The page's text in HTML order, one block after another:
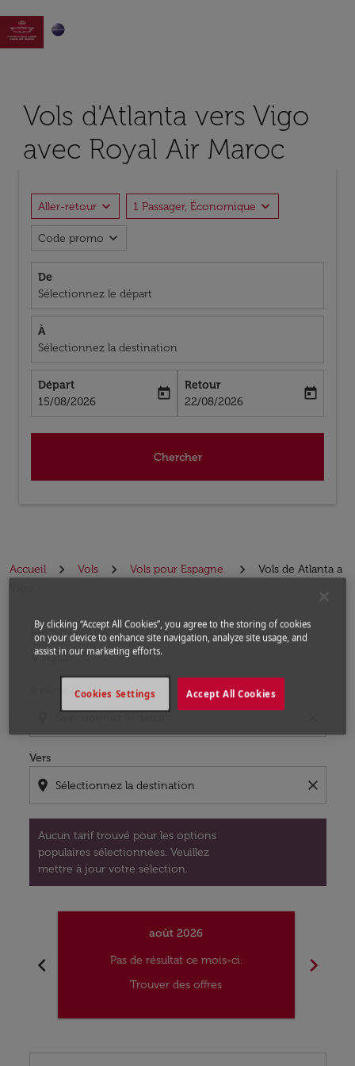

Vols d'Atlanta vers Vigo
avec Royal Air Maroc
Aller-retour expand_more 1 Passager, Économique expand_more
Code promo expand_more
De
Sélectionnez le départ
À
Sélectionnez la destination
Départ
fc-booking-departure-date-aria-label
15/08/2026
today
Retour
fc-booking-return-date-aria-label
22/08/2026
today
Chercher
Accueil Vols Vols pour Espagne
Vols de Atlanta a
Prochains Vols de Atlanta vers
Vigo
À partir de
Vers
location_on close
Aucun tarif trouvé pour les options
populaires sélectionnées. Veuillez
mettre à jour votre sélection.
Aucun tarif trouvé pour les options populaires
chevron_left
août 2026
Pas de résultat ce mois-ci.
Trouver des offres
chevron_right
By clicking “Accept All Cookies”, you agree to the storing of cookies
on your device to enhance site navigation, analyze site usage, and
assist in our marketing efforts.
Accept All Cookies
Cookies Settings